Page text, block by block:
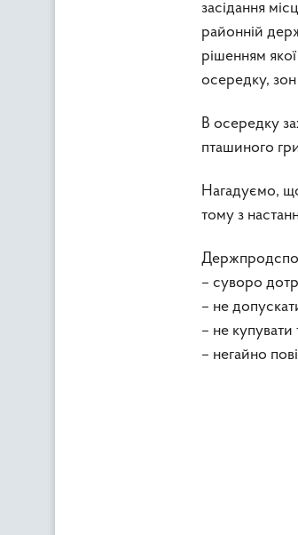
засідання
районній
рішенням
осередку, зон
В осередку
пташиного
Нагадуємо,
тому з
– суворо
– не
– не
– негайно